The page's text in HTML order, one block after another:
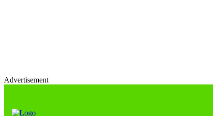
Advertisement